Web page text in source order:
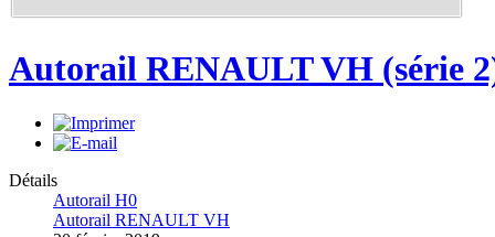
Autorail RENAULT VH (série
Détails
Autorail H0
Autorail RENAULT VH